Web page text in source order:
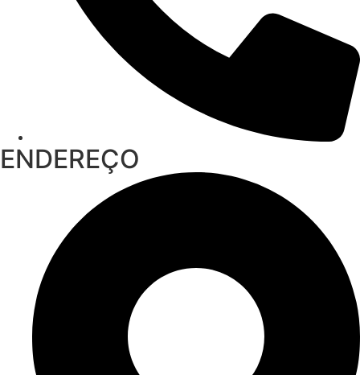
ENDEREÇO